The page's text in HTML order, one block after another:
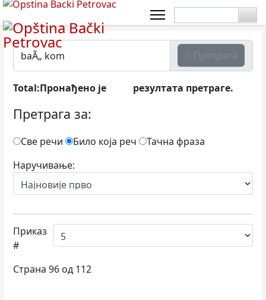
Претрага
Total:Пронађено је резултата претраге.
Претрага за:
Све речи Било која реч
Тачна фраза
Наручивање:
Приказ
#
Страна 96 од 112